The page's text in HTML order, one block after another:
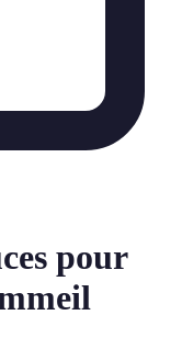
pour